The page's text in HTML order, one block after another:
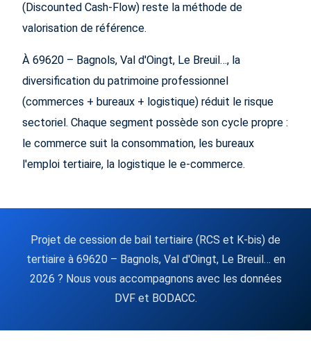
(Discounted Cash-Flow) reste la méthode de
valorisation de référence.
À 69620 – Bagnols, Val d'Oingt, Le Breuil…, la
diversification du patrimoine professionnel
(commerces + bureaux + logistique) réduit le risque
sectoriel. Chaque segment possède son cycle propre :
le commerce suit la consommation, les bureaux
l'emploi tertiaire, la logistique le e-commerce.
Projet de cession de bail tertiaire (RCS et K-bis) de
tertiaire à 69620 – Bagnols, Val d'Oingt, Le Breuil… en
2026 ? Nous vous accompagnons avec les données
DVF et BODACC.